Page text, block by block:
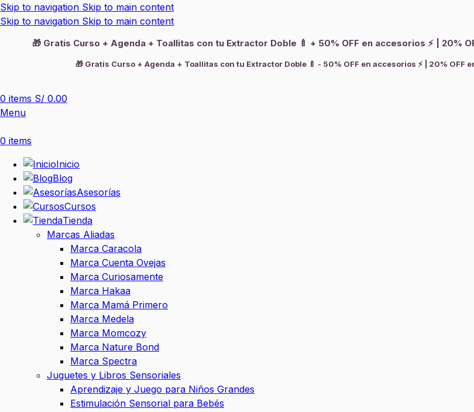
Skip to navigation Skip to main content
Skip to navigation Skip to main content
🎁 Gratis Curso + Agenda + Toallitas con tu Extractor Doble 🍼 + 50% OFF en accesorios ⚡ | 20%
🎁 Gratis Curso + Agenda + Toallitas con tu Extractor Doble 🍼 - 50% OFF en accesorios ⚡ | 20% OFF
0 items S/ 0.00
Menu
0 items
Inicio
Blog
Asesorías
Cursos
Tienda
Marcas Aliadas
Marca Caracola
Marca Cuenta Ovejas
Marca Curiosamente
Marca Hakaa
Marca Mamá Primero
Marca Medela
Marca Momcozy
Marca Nature Bond
Marca Spectra
Juguetes y Libros Sensoriales
Aprendizaje y Juego para Niños Grandes
Estimulación Sensorial para Bebés